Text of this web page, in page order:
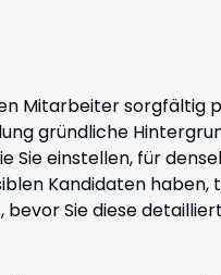
Mitarbeiter sorgfältig
gründliche
Sie einstellen, für
Kandidaten
bevor Sie diese